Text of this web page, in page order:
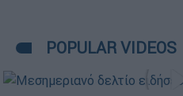
POPULAR VIDEOS